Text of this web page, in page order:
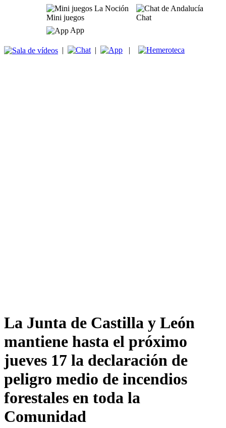
Mini juegos
Chat
App
| | |
La Junta de Castilla y León
mantiene hasta el próximo
jueves 17 la declaración de
peligro medio de incendios
forestales en toda la
Comunidad